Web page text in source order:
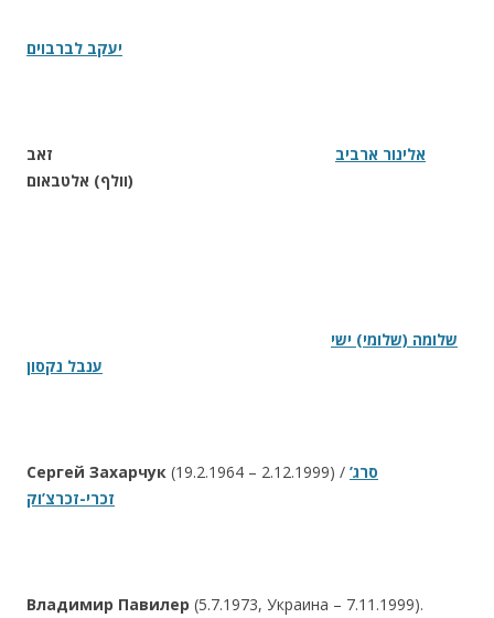
יעקב לברבוים
אלינור ארביב זאב
(וולף) אלטבאום
שלומה (שלומי) ישי
ענבל נקסון
Сергей Захарчук (19.2.1964 – 2.12.1999) / סרג’
זכרי-זכרצ’וק
Владимир Павилер (5.7.1973, Украина – 7.11.1999).